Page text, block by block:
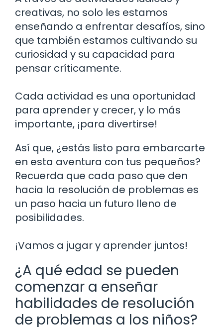
creativas, no solo les estamos
enseñando a enfrentar desafíos, sino
que también estamos cultivando su
curiosidad y su capacidad para
pensar críticamente.
Cada actividad es una oportunidad
para aprender y crecer, y lo más
importante, ¡para divertirse!
Así que, ¿estás listo para embarcarte
en esta aventura con tus pequeños?
Recuerda que cada paso que den
hacia la resolución de problemas es
un paso hacia un futuro lleno de
posibilidades.
¡Vamos a jugar y aprender juntos!
¿A qué edad se pueden
comenzar a enseñar
habilidades de resolución
de problemas a los niños?